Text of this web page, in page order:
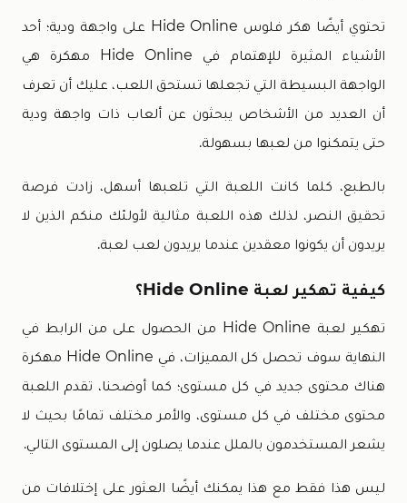
تحتوي أيضًا هكر فلوس Hide Online على واجهة ودية؛ أحد
الأشياء المثيرة للإهتمام في Hide Online مهكرة هي
الواجهة البسيطة التي تجعلها تستحق اللعب، عليك أن تعرف
أن العديد من الأشخاص يبحثون عن ألعاب ذات واجهة ودية
حتى يتمكنوا من لعبها بسهولة.
بالطبع، كلما كانت اللعبة التي تلعبها أسهل، زادت فرصة
تحقيق النصر، لذلك هذه اللعبة مثالية لأولئك منكم الذين لا
يريدون أن يكونوا معقدين عندما يريدون لعب لعبة.
كيفية تهكير لعبة Hide Online؟
تهكير لعبة Hide Online من الحصول على من الرابط في
النهاية سوف تحصل كل المميزات، في Hide Online مهكرة
هناك محتوى جديد في كل مستوى؛ كما أوضحنا، تقدم اللعبة
محتوى مختلف في كل مستوى، والأمر مختلف تمامًا بحيث لا
يشعر المستخدمون بالملل عندما يصلون إلى المستوى التالي.
ليس هذا فقط مع هذا يمكنك أيضًا العثور على إختلافات من